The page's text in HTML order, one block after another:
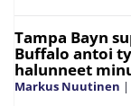
Tampa Bayn
Buffalo antoi
halunneet
Markus Nuutinen |